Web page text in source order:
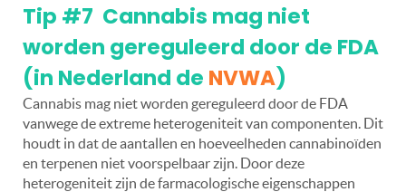
Tip #7 Cannabis mag niet
worden gereguleerd door de FDA
(in Nederland de NVWA)
Cannabis mag niet worden gereguleerd door de FDA
vanwege de extreme heterogeniteit van componenten. Dit
houdt in dat de aantallen en hoeveelheden cannabinoïden
en terpenen niet voorspelbaar zijn. Door deze
heterogeniteit zijn de farmacologische eigenschappen